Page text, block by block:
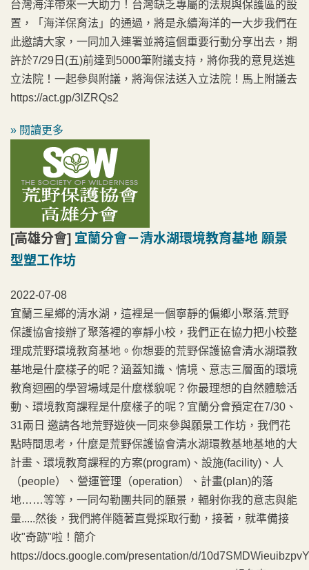
台灣海洋帶來一大助力！台灣缺乏專屬的法規與保護區的設
置，「海洋保育法」的通過，將是永續海洋的一大步我們在
此邀請大家，一同加入連署並將這個重要行動分享出去，期
許於7/29日(五)前達到5000筆附議支持，將你我的意見送進
立法院！一起參與附議，將海保法送入立法院！馬上附議去
https://act.gp/3lZRQs2
» 閱讀更多
[高雄分會] 宜蘭分會－清水湖環境教育基地 願景
型塑工作坊
2022-07-08
宜蘭三星鄉的清水湖，這裡是一個寧靜的偏鄉小聚落.荒野
保護協會接辦了聚落裡的寧靜小校，我們正在協力把小校整
理成荒野環境教育基地。你想要的荒野保護協會清水湖環教
基地是什麼樣子的呢？涵蓋知識、情境、意志三層面的環境
教育迴圈的學習場域是什麼樣貌呢？你最理想的自然體驗活
動、環境教育課程是什麼樣子的呢？宜蘭分會預定在7/30、
31兩日 邀請各地荒野遊俠一同來參與願景工作坊，我們花
點時間思考，什麼是荒野保護協會清水湖環教基地基地的大
計畫、環境教育課程的方案(program)、設施(facility)、人
（people）、營運管理（operation）、計畫(plan)的落
地……等等，一同勾勒團共同的願景，輻射你我的意志與能
量.....然後，我們將伴隨著直覺採取行動，接著，就準備接
收"奇跡"啦！簡介
https://docs.google.com/presentation/d/